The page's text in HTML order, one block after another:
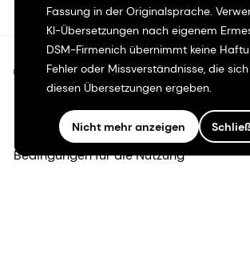
Fassung in der Originalsprache.
KI-Übersetzungen nach eigenem
DSM-Firmenich übernimmt keine
Fehler oder Missverständnisse, die
diesen Übersetzungen ergeben.
Nicht mehr anzeigen
©2026 dsm-firmenich. Alle Rechte
Hinweis zum Datenschutz
Bedingungen für die Nutzung